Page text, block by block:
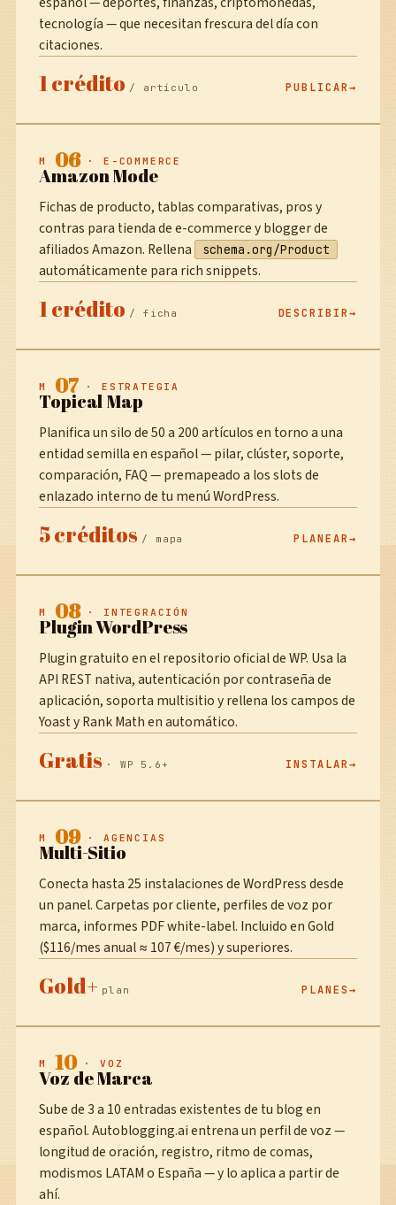
tecnología — que necesitan frescura del día con
citaciones.
1 crédito / artículo PUBLICAR
M 06· E-COMMERCE
Amazon Mode
Fichas de producto, tablas comparativas, pros y
contras para tienda de e-commerce y blogger de
afiliados Amazon. Rellena
schema.org/Product
automáticamente para rich snippets.
1 crédito / ficha DESCRIBIR
M 07 · ESTRATEGIA
Topical Map
Planifica un silo de 50 a 200 artículos en torno a una
entidad semilla en español — pilar, clúster, soporte,
comparación, FAQ — premapeado a los slots de
enlazado interno de tu menú WordPress.
5 créditos / mapa PLANEAR
M 08· INTEGRACIÓN
Plugin WordPress
Plugin gratuito en el repositorio oficial de WP. Usa la
API REST nativa, autenticación por contraseña de
aplicación, soporta multisitio y rellena los campos de
Yoast y Rank Math en automático.
Gratis · WP 5.6+ INSTALAR
M 09· AGENCIAS
Multi-Sitio
Conecta hasta 25 instalaciones de WordPress desde
un panel. Carpetas por cliente, perfiles de voz por
marca, informes PDF white-label. Incluido en Gold
($116/mes anual ≈ 107 €/mes) y superiores.
Gold+ plan PLANES
M 10· VOZ
Voz de Marca
Sube de 3 a 10 entradas existentes de tu blog en
español. Autoblogging.ai entrena un perfil de voz —
longitud de oración, registro, ritmo de comas,
modismos LATAM o España — y lo aplica a partir de
ahí.